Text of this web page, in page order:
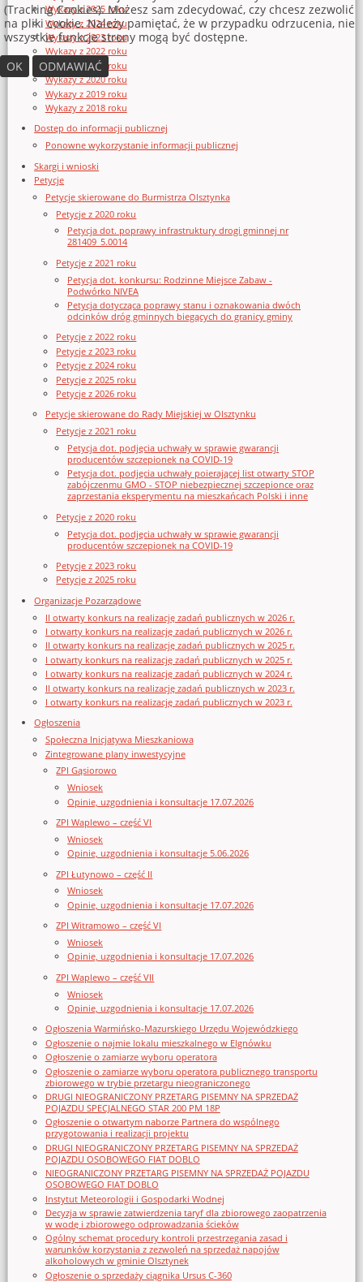
Wykazy z 2025 roku
Wykazy z 2024 roku
Wykazy z 2023 roku
Wykazy z 2022 roku
Wykazy z 2021 roku
Wykazy z 2020 roku
Wykazy z 2019 roku
Wykazy z 2018 roku
Dostęp do informacji publicznej
Ponowne wykorzystanie informacji publicznej
Skargi i wnioski
Petycje
Petycje skierowane do Burmistrza Olsztynka
Petycje z 2020 roku
Petycja dot. poprawy infrastruktury drogi gminnej nr
281409_5.0014
Petycje z 2021 roku
Petycja dot. konkursu: Rodzinne Miejsce Zabaw -
Podwórko NIVEA
Petycja dotycząca poprawy stanu i oznakowania dwóch
odcinków dróg gminnych biegących do granicy gminy
Petycje z 2022 roku
Petycje z 2023 roku
Petycje z 2024 roku
Petycje z 2025 roku
Petycje z 2026 roku
Petycje skierowane do Rady Miejskiej w Olsztynku
Petycje z 2021 roku
Petycja dot. podjęcia uchwały w sprawie gwarancji
producentów szczepionek na COVID-19
Petycja dot. podjęcia uchwały poierającej list otwarty STOP
zabójczenmu GMO - STOP niebezpiecznej szczepionce oraz
zaprzestania eksperymentu na mieszkańcach Polski i inne
Petycje z 2020 roku
Petycja dot. podjęcia uchwały w sprawie gwarancji
producentów szczepionek na COVID-19
Petycje z 2023 roku
Petycje z 2025 roku
Organizacje Pozarządowe
II otwarty konkurs na realizację zadań publicznych w 2026 r.
I otwarty konkurs na realizację zadań publicznych w 2026 r.
II otwarty konkurs na realizację zadań publicznych w 2025 r.
I otwarty konkurs na realizację zadań publicznych w 2025 r.
I otwarty konkurs na realizację zadań publicznych w 2024 r.
II otwarty konkurs na realizację zadań publicznych w 2023 r.
I otwarty konkurs na realizację zadań publicznych w 2023 r.
Ogłoszenia
Społeczna Inicjatywa Mieszkaniowa
Zintegrowane plany inwestycyjne
ZPI Gąsiorowo
Wniosek
Opinie, uzgodnienia i konsultacje 17.07.2026
ZPI Waplewo – część VI
Wniosek
Opinie, uzgodnienia i konsultacje 5.06.2026
ZPI Łutynowo – część II
Wniosek
Opinie, uzgodnienia i konsultacje 17.07.2026
ZPI Witramowo – część VI
Wniosek
Opinie, uzgodnienia i konsultacje 17.07.2026
ZPI Waplewo – część VII
Wniosek
Opinie, uzgodnienia i konsultacje 17.07.2026
Ogłoszenia Warmińsko-Mazurskiego Urzędu Wojewódzkiego
Ogłoszenie o najmie lokalu mieszkalnego w Elgnówku
Ogłoszenie o zamiarze wyboru operatora
Ogłoszenie o zamiarze wyboru operatora publicznego transportu
zbiorowego w trybie przetargu nieograniczonego
DRUGI NIEOGRANICZONY PRZETARG PISEMNY NA SPRZEDAŻ
POJAZDU SPECJALNEGO STAR 200 PM 18P
Ogłoszenie o otwartym naborze Partnera do wspólnego
przygotowania i realizacji projektu
DRUGI NIEOGRANICZONY PRZETARG PISEMNY NA SPRZEDAŻ
POJAZDU OSOBOWEGO FIAT DOBLO
NIEOGRANICZONY PRZETARG PISEMNY NA SPRZEDAŻ POJAZDU
OSOBOWEGO FIAT DOBLO
Instytut Meteorologii i Gospodarki Wodnej
Decyzja w sprawie zatwierdzenia taryf dla zbiorowego zaopatrzenia
w wodę i zbiorowego odprowadzania ścieków
Ogólny schemat procedury kontroli przestrzegania zasad i
warunków korzystania z zezwoleń na sprzedaż napojów
alkoholowych w gminie Olsztynek
Ogłoszenie o sprzedaży ciągnika Ursus C-360
(Tracking Cookies). Możesz sam zdecydować, czy chcesz zezwolić
na pliki cookie. Należy pamiętać, że w przypadku odrzucenia, nie
wszystkie funkcje strony mogą być dostępne.
OK
ODMAWIAĆ